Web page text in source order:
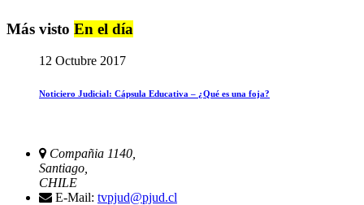
Más visto En el día
12 Octubre 2017
Noticiero Judicial: Cápsula Educativa – ¿Qué es una foja?
Compañia 1140,
Santiago,
CHILE
E-Mail: tvpjud@pjud.cl